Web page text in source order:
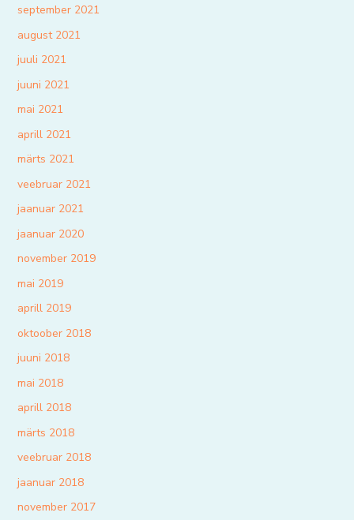
september 2021
august 2021
juuli 2021
juuni 2021
mai 2021
aprill 2021
märts 2021
veebruar 2021
jaanuar 2021
jaanuar 2020
november 2019
mai 2019
aprill 2019
oktoober 2018
juuni 2018
mai 2018
aprill 2018
märts 2018
veebruar 2018
jaanuar 2018
november 2017